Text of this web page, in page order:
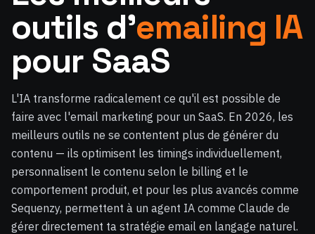
outils d'emailing IA
pour SaaS
L'IA transforme radicalement ce qu'il est possible de
faire avec l'email marketing pour un SaaS. En 2026, les
meilleurs outils ne se contentent plus de générer du
contenu — ils optimisent les timings individuellement,
personnalisent le contenu selon le billing et le
comportement produit, et pour les plus avancés comme
Sequenzy, permettent à un agent IA comme Claude de
gérer directement ta stratégie email en langage naturel.